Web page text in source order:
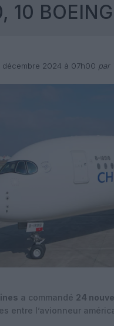
10
décembre 2024 à 07h00 par
a commandé 24
entre l’avionneur